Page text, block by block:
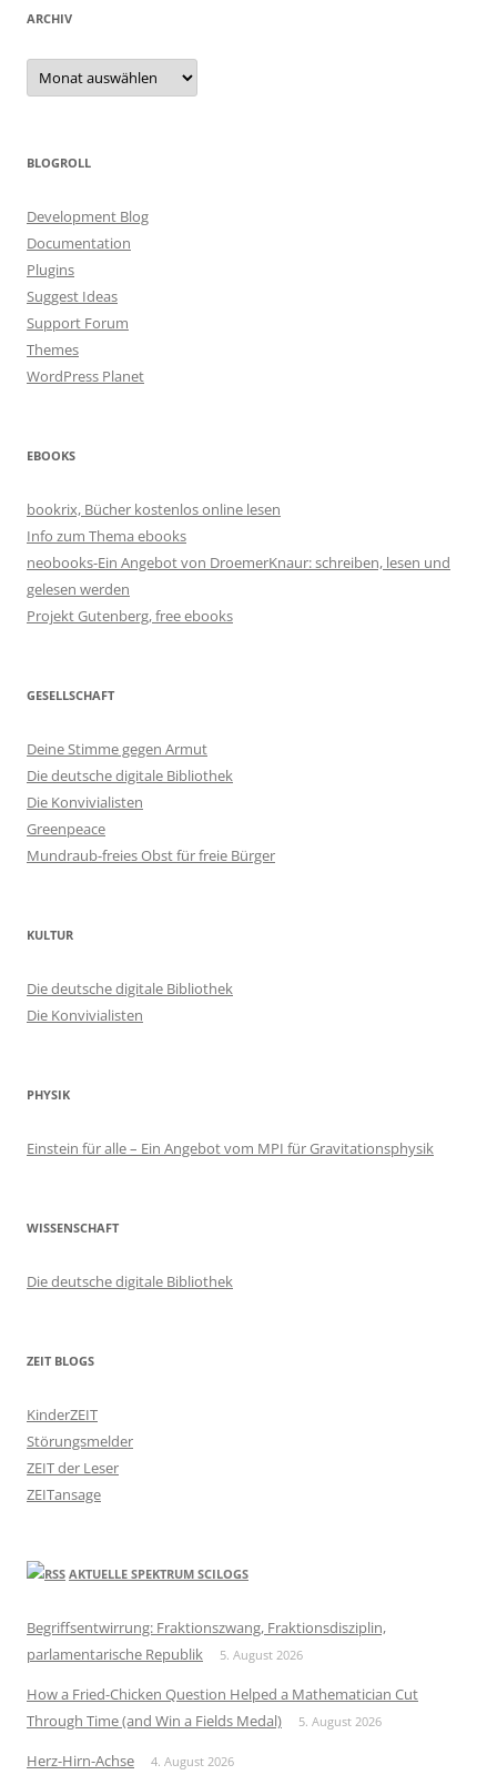
ARCHIV
Archiv
BLOGROLL
Development Blog
Documentation
Plugins
Suggest Ideas
Support Forum
Themes
WordPress Planet
EBOOKS
bookrix, Bücher kostenlos online lesen
Info zum Thema ebooks
neobooks-Ein Angebot von DroemerKnaur: schreiben, lesen und
gelesen werden
Projekt Gutenberg, free ebooks
GESELLSCHAFT
Deine Stimme gegen Armut
Die deutsche digitale Bibliothek
Die Konvivialisten
Greenpeace
Mundraub-freies Obst für freie Bürger
KULTUR
Die deutsche digitale Bibliothek
Die Konvivialisten
PHYSIK
Einstein für alle – Ein Angebot vom MPI für Gravitationsphysik
WISSENSCHAFT
Die deutsche digitale Bibliothek
ZEIT BLOGS
KinderZEIT
Störungsmelder
ZEIT der Leser
ZEITansage
AKTUELLE SPEKTRUM SCILOGS
Begriffsentwirrung: Fraktionszwang, Fraktionsdisziplin,
parlamentarische Republik
5. August 2026
How a Fried-Chicken Question Helped a Mathematician Cut
Through Time (and Win a Fields Medal)
5. August 2026
Herz-Hirn-Achse 4. August 2026